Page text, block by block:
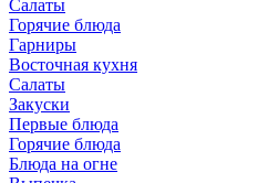
Салаты
Горячие блюда
Гарниры
Восточная кухня
Салаты
Закуски
Первые блюда
Горячие блюда
Блюда на огне